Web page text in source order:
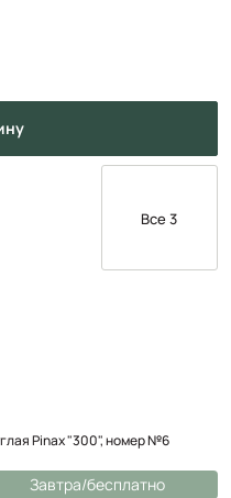
Все 3
Pinax "300", номер №6
Завтра/бесплатно